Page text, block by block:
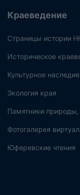
Краеведение
Страницы истории
Историческое
Культурное наследие
Экология края
Памятники
Фотогалерея
Юферевские чтения